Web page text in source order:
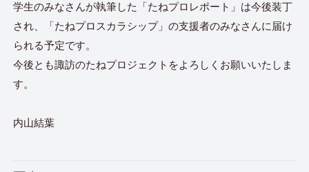
学生のみなさんが執筆した「たねプロレポート」は今後装丁
され、「たねプロスカラシップ」の支援者のみなさんに届け
られる予定です。
今後とも諏訪のたねプロジェクトをよろしくお願いいたしま
す。
内山結葉